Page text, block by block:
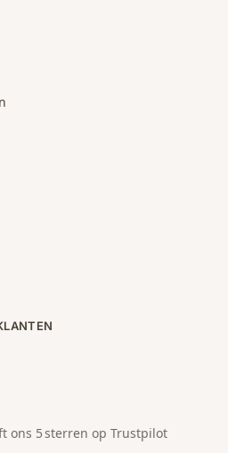
ons 5 sterren op Trustpilot